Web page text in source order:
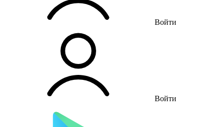
Войти
Войти